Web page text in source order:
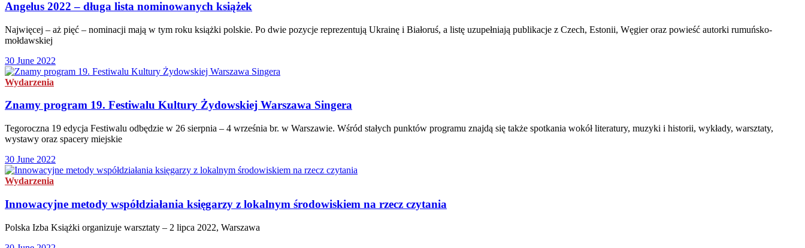
Angelus 2022 – długa lista nominowanych książek
Najwięcej – aż pięć – nominacji mają w tym roku książki polskie. Po dwie pozycje reprezentują Ukrainę i Białoruś, a listę uzupełniają publikacje z Czech, Estonii, Węgier oraz powieść autorki rumuńsko-
mołdawskiej
30 June 2022
Wydarzenia
Znamy program 19. Festiwalu Kultury Żydowskiej Warszawa Singera
Tegoroczna 19 edycja Festiwalu odbędzie w 26 sierpnia – 4 września br. w Warszawie. Wśród stałych punktów programu znajdą się także spotkania wokół literatury, muzyki i historii, wykłady, warsztaty,
wystawy oraz spacery miejskie
30 June 2022
Wydarzenia
Innowacyjne metody współdziałania księgarzy z lokalnym środowiskiem na rzecz czytania
Polska Izba Książki organizuje warsztaty – 2 lipca 2022, Warszawa